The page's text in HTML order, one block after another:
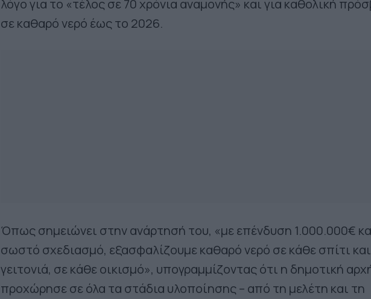
λόγο για το «τέλος σε 70 χρόνια αναμονής» και για καθολική
σε καθαρό νερό έως το 2026.
Όπως σημειώνει στην ανάρτησή του, «με επένδυση 1.000.000€
σωστό σχεδιασμό, εξασφαλίζουμε καθαρό νερό σε κάθε σπίτι και
γειτονιά, σε κάθε οικισμό», υπογραμμίζοντας ότι η δημοτική
προχώρησε σε όλα τα στάδια υλοποίησης – από τη μελέτη και τη